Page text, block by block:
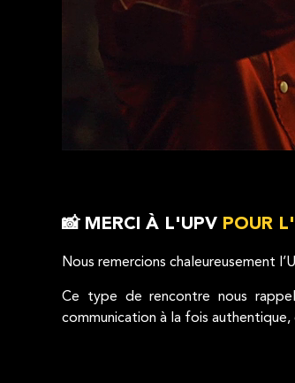
📸 MERCI À L'UPV POUR
Nous remercions chaleureusement
Ce type de rencontre nous
communication à la fois